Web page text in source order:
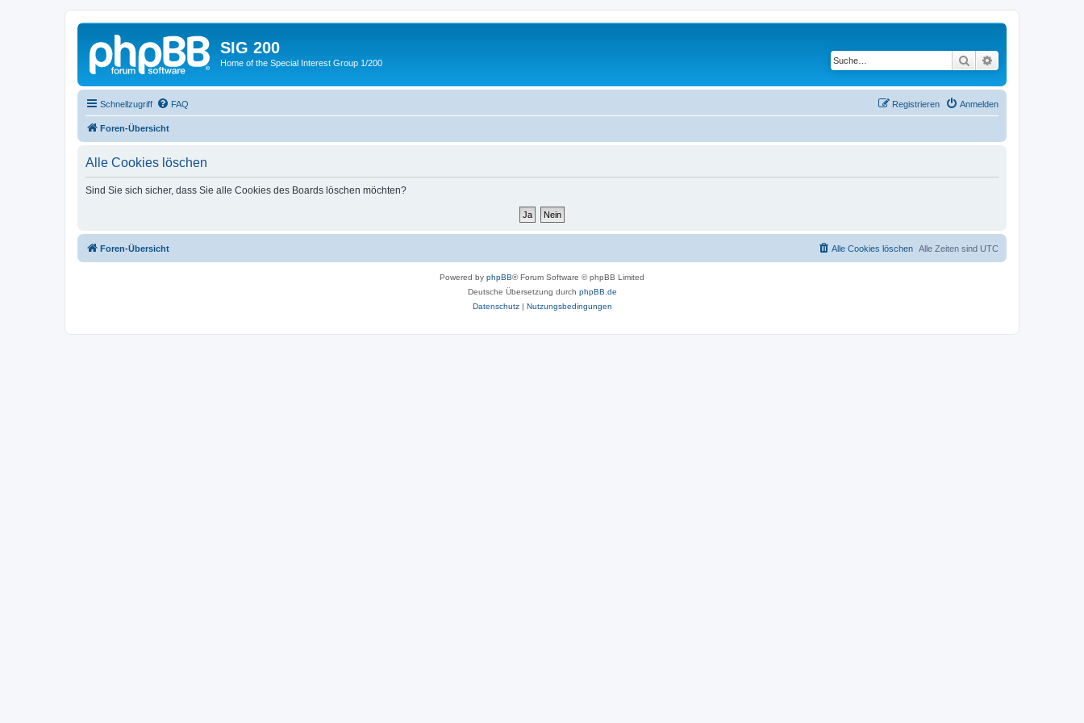
SIG 200
Home of the Special Interest Group 1/200 Suche
Schnellzugriff FAQ Anmelden
Registrieren
Foren-Übersicht
Alle Cookies löschen
Sind Sie sich sicher, dass Sie alle Cookies des Boards löschen möchten?
Foren-Übersicht Alle Zeiten sind UTC
Alle Cookies löschen
Powered by phpBB® Forum Software © phpBB Limited
Deutsche Übersetzung durch phpBB.de
Datenschutz| Nutzungsbedingungen